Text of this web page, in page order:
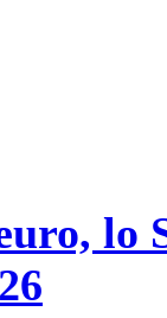
lo